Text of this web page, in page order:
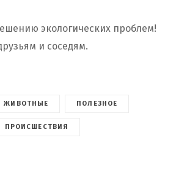
экологических проблем!
и соседям.
ЖИВОТНЫЕ ПОЛЕЗНОЕ
ПРОИСШЕСТВИЯ